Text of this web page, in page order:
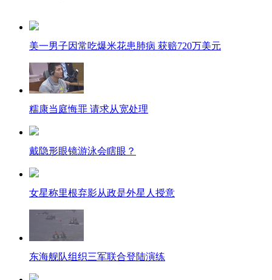
美一男子因常吃爆米花患肺病 获赔720万美元
糯康当庭悔罪 请求从宽处理
戴隐形眼镜游泳会瞎眼？
女星称里根弃影从政是外星人授意
东海舰队组织三军联合登陆演练